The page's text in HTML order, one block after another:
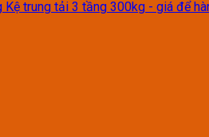
Kệ trung tải 3 tầng 300kg - giá để